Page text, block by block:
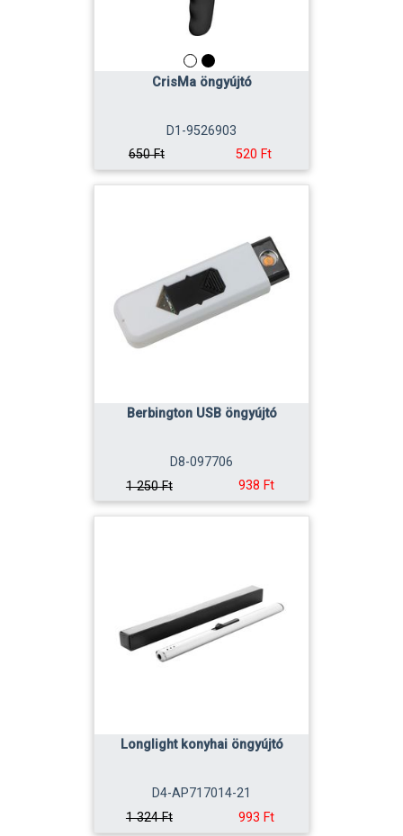
CrisMa öngyújtó
D1-9526903
650 Ft
520 Ft
Berbington USB öngyújtó
D8-097706
1 250 Ft
938 Ft
Longlight konyhai öngyújtó
D4-AP717014-21
1 324 Ft
993 Ft